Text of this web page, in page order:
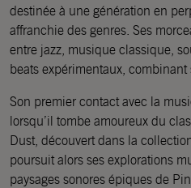
destinée à une génération en
affranchie des genres. Ses
entre jazz, musique classique,
beats expérimentaux,
Son premier contact avec la
lorsqu’il tombe amoureux du
Dust, découvert dans la
poursuit alors ses explorations
paysages sonores épiques de